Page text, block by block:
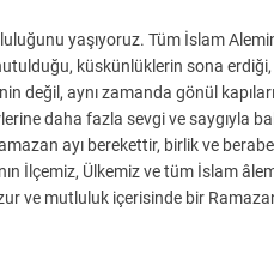
yaşıyoruz. Tüm İslam
küskünlüklerin sona
aynı zamanda gönül
daha fazla sevgi ve saygıyla
ayı berekettir, birlik ve
İlçemiz, Ülkemiz ve tüm İslam
ve mutluluk içerisinde bir Ramazan